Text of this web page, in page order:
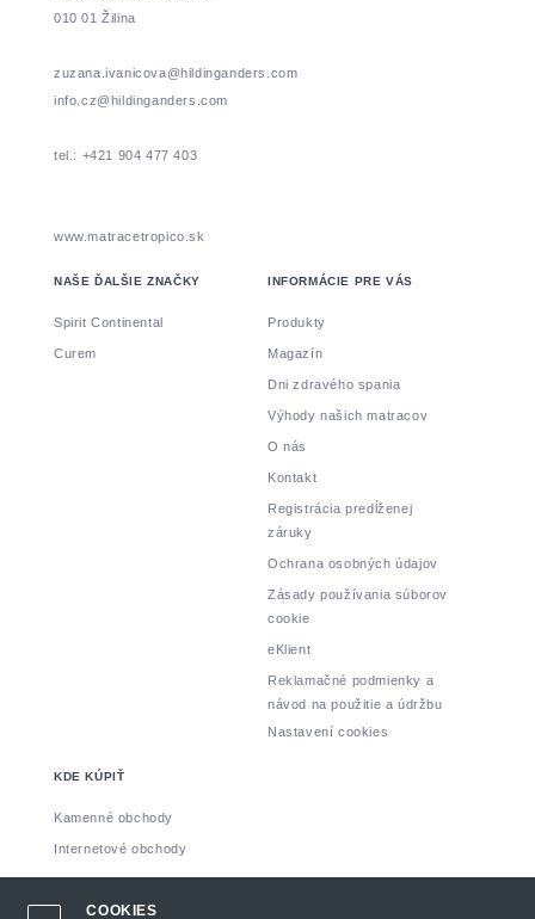
010 01 Žilina
zuzana.ivanicova@hildinganders.com
info.cz@hildinganders.com
tel.: +421 904 477 403
www.matracetropico.sk
NAŠE ĎALŠIE ZNAČKY
Spirit Continental
Curem
INFORMÁCIE PRE VÁS
Produkty
Magazín
Dni zdravého spania
Výhody našich matracov
O nás
Kontakt
Registrácia predĺženej
záruky
Ochrana osobných údajov
Zásady používania súborov
cookie
eKlient
Reklamačné podmienky a
návod na použitie a údržbu
Nastavení cookies
KDE KÚPIŤ
Kamenné obchody
Internetové obchody
COOKIES